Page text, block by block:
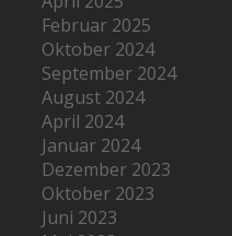
Februar 2025
Oktober 2024
September 2024
August 2024
April 2024
Januar 2024
Dezember 2023
Oktober 2023
Juni 2023